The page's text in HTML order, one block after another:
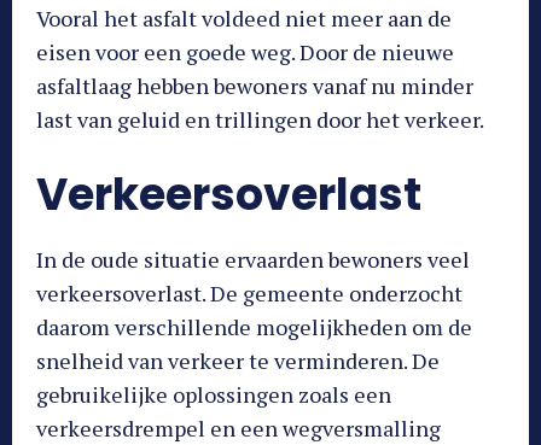
Vooral het asfalt voldeed niet meer aan de
eisen voor een goede weg. Door de nieuwe
asfaltlaag hebben bewoners vanaf nu minder
last van geluid en trillingen door het verkeer.
Verkeersoverlast
In de oude situatie ervaarden bewoners veel
verkeersoverlast. De gemeente onderzocht
daarom verschillende mogelijkheden om de
snelheid van verkeer te verminderen. De
gebruikelijke oplossingen zoals een
verkeersdrempel en een wegversmalling